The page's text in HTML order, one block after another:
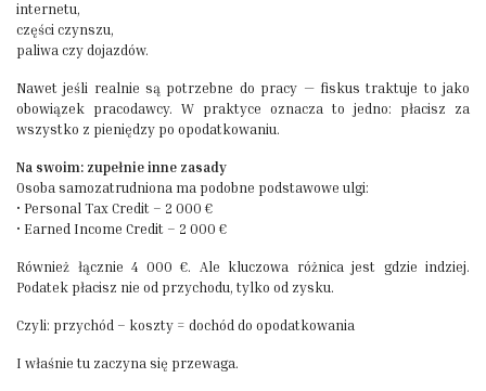
internetu,
części czynszu,
paliwa czy dojazdów.
Nawet jeśli realnie są potrzebne do pracy — fiskus traktuje to jako
obowiązek pracodawcy. W praktyce oznacza to jedno: płacisz za
wszystko z pieniędzy po opodatkowaniu.
Na swoim: zupełnie inne zasady
Osoba samozatrudniona ma podobne podstawowe ulgi:
• Personal Tax Credit – 2 000 €
• Earned Income Credit – 2 000 €
Również łącznie 4 000 €. Ale kluczowa różnica jest gdzie indziej.
Podatek płacisz nie od przychodu, tylko od zysku.
Czyli: przychód – koszty = dochód do opodatkowania
I właśnie tu zaczyna się przewaga.